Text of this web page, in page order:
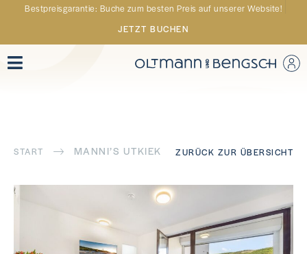
Bestpreisgarantie: Buche zum besten Preis auf unserer Website!
JETZT BUCHEN
START MANNI’S UTKIEK ZURÜCK ZUR ÜBERSICHT